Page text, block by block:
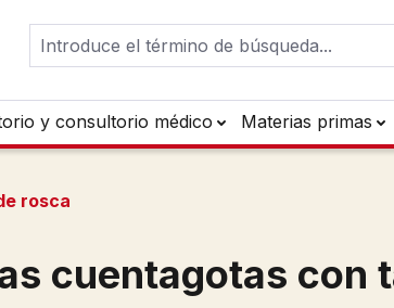
y consultorio médico Materias primas
rosca
cuentagotas con